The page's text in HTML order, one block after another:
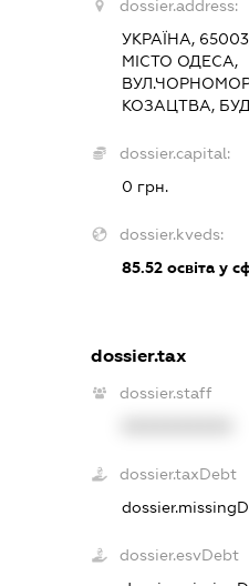
dossier.address:
УКРАЇНА,
МІСТО ОДЕСА,
КОЗАЦТВА,
dossier.capital:
0 грн.
dossier.kveds:
85.52освіта у
dossier.tax
dossier.staff
dossier.taxDebt
dossier.esvDebt